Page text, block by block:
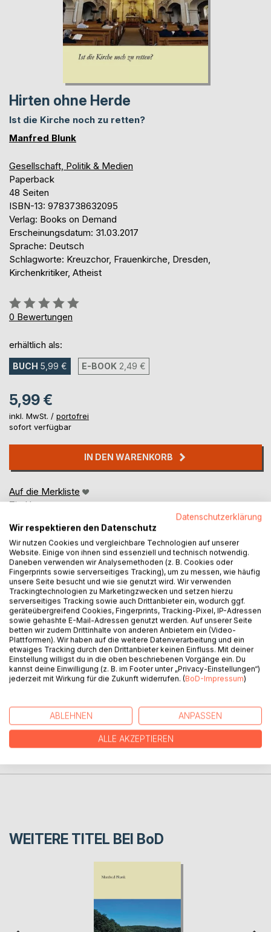
Hirten ohne Herde
Ist die Kirche noch zu retten?
Manfred Blunk
Gesellschaft, Politik & Medien
Paperback
48 Seiten
ISBN-13: 9783738632095
Verlag: Books on Demand
Erscheinungsdatum: 31.03.2017
Sprache: Deutsch
Schlagworte: Kreuzchor, Frauenkirche, Dresden,
Kirchenkritiker, Atheist
Bewertung::
0%
0 Bewertungen
erhältlich als:
BUCH 5,99 € E-BOOK 2,49 €
5,99 €
inkl. MwSt. / portofrei
sofort verfügbar
IN DEN WARENKORB
Auf die Merkliste
Titel bewerten
BESCHREIBUNG
Der Autor beschreibt, was bei anhaltendem
Mitgliederschwund aus der Kirche werden könnte, und was
mit den Kirchengebäuden geschehen sollte.
PRESSESTIMMEN
WEITERE TITEL BEI BoD
Datenschutzerklärung
Wir respektieren den Datenschutz
Wir nutzen Cookies und vergleichbare Technologien auf unserer
Website. Einige von ihnen sind essenziell und technisch notwendig.
Daneben verwenden wir Analysemethoden (z. B. Cookies oder
Fingerprints sowie serverseitiges Tracking), um zu messen, wie häufig
unsere Seite besucht und wie sie genutzt wird. Wir verwenden
Trackingtechnologien zu Marketingzwecken und setzen hierzu
serverseitiges Tracking sowie auch Drittanbieter ein, wodurch ggf.
geräteübergreifend Cookies, Fingerprints, Tracking-Pixel, IP-Adressen
sowie gehashte E-Mail-Adressen genutzt werden. Auf unserer Seite
betten wir zudem Drittinhalte von anderen Anbietern ein (Video-
Plattformen). Wir haben auf die weitere Datenverarbeitung und ein
etwaiges Tracking durch den Drittanbieter keinen Einfluss. Mit deiner
Einstellung willigst du in die oben beschriebenen Vorgänge ein. Du
kannst deine Einwilligung (z. B. im Footer unter „Privacy-Einstellungen“)
jederzeit mit Wirkung für die Zukunft widerrufen. (BoD-Impressum)
ABLEHNEN ANPASSEN
ALLE AKZEPTIEREN